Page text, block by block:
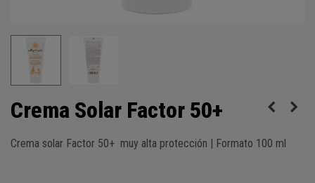
Crema Solar Factor 50+
Crema solar Factor 50+ muy alta protección | Formato 100 ml